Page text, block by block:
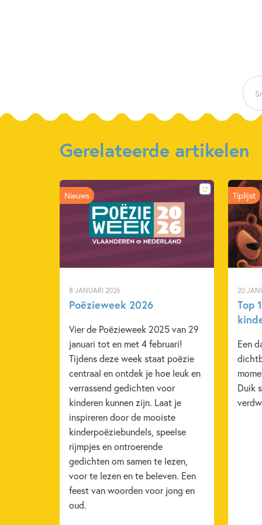
Gerelateerde artikelen
8 JANUARI 2026
Poëzieweek 2026
Vier de Poëzieweek 2025 van 29
januari tot en met 4 februari!
Tijdens deze week staat poëzie
centraal en ontdek je hoe leuk en
verrassend gedichten voor
kinderen kunnen zijn. Laat je
inspireren door de mooiste
kinderpoëziebundels, speelse
rijmpjes en ontroerende
gedichten om samen te lezen,
voor te lezen en te beleven. Een
feest van woorden voor jong en
oud.
Nieuws
20
Top
Een
Duik
Tiplijst